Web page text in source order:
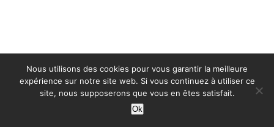
Nous utilisons des cookies pour vous garantir la meilleure
expérience sur notre site web. Si vous continuez à utiliser ce
site, nous supposerons que vous en êtes satisfait.
Ok